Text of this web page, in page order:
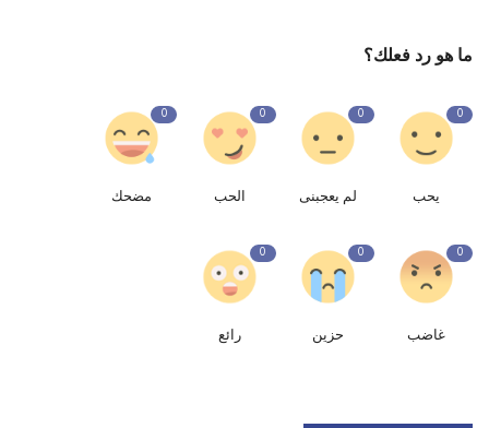
ما هو رد فعلك؟
0
يحب
0
لم يعجبنى
0
الحب
0
مضحك
0
غاضب
0
حزين
0
رائع